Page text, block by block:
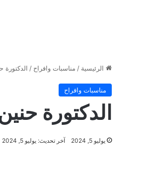
الرئيسية / مناسبات وافراح / الدكتورة
مناسبات وافراح
الدكتورة
يوليو 5, 2024 آخر تحديث: يوليو 5, 2024